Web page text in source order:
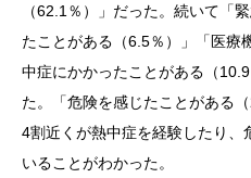
（62.1％）」だった。続いて「
たことがある（6.5％）」「医療
中症にかかったことがある（
た。「危険を感じたことがある
4割近くが熱中症を経験したり、
いることがわかった。